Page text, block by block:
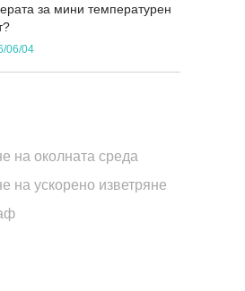
за мини температурен
06/04
на околната среда
на ускорено изветряне